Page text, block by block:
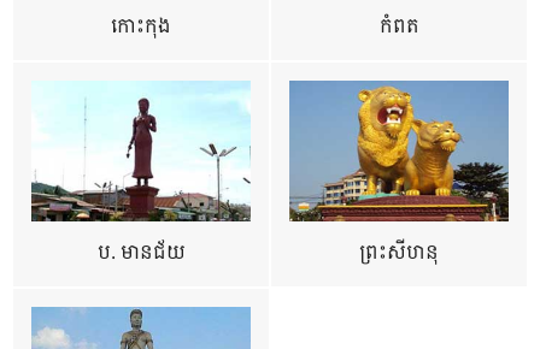
កោះកុង កំពត
ប. មានជ័យ ព្រះសីហនុ